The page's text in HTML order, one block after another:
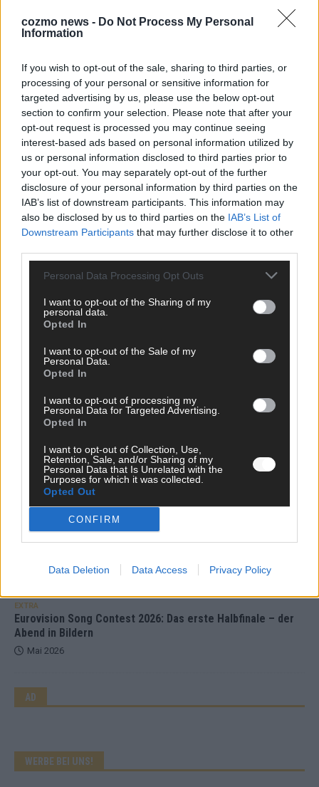
cozmo news - Do Not Process My Personal
Information
If you wish to opt-out of the sale, sharing to third parties, or
processing of your personal or sensitive information for
targeted advertising by us, please use the below opt-out
section to confirm your selection. Please note that after your
opt-out request is processed you may continue seeing
interest-based ads based on personal information utilized by
us or personal information disclosed to third parties prior to
your opt-out. You may separately opt-out of the further
disclosure of your personal information by third parties on the
IAB’s list of downstream participants. This information may
also be disclosed by us to third parties on the IAB’s List of
Downstream Participants that may further disclose it to other
Personal Data Processing Opt Outs
I want to opt-out of the Sharing of my
personal data.
Opted In
I want to opt-out of the Sale of my
Personal Data.
Opted In
I want to opt-out of processing my
Personal Data for Targeted Advertising.
Opted In
I want to opt-out of Collection, Use,
Retention, Sale, and/or Sharing of my
Personal Data that Is Unrelated with the
Purposes for which it was collected.
Opted Out
CONFIRM
Data Deletion Data Access Privacy Policy
Monaco, Sallys Café, Westernbrauerei – der
Europa-Park 2026 macht vieles neu
EXTRA
Juni 2026
DARA gewinnt verdient, Israel beunruhigend –
unser Kommentar zum ESC 2026
ESC-Finale morgen: Finnland Favorit, Australien
aufgestiegen – alle 25 Acts im Kurzcheck
Mai 2026
KOMMENTAR
JJ hat den Abend gerettet – der Rest des ESC-Halbfinales
Mai 2026
ESC-Halbfinale 2: Das sagen die Wettquoten – vier sicher,
sechs zittern, einer chancenlos!
Mai 2026
KOMMENTAR
Wer zahlt, steht im Finale – ist das beim ESC wirklich fair?
EXTRA
Eurovision Song Contest 2026: Das erste Halbfinale – der
Abend in Bildern
Mai 2026
AD
WERBE BEI UNS!